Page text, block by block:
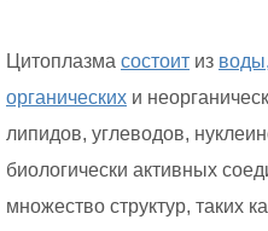
Цитоплазма состоит из воды,
органических и
липидов, углеводов,
биологически активных
множество структур, таких